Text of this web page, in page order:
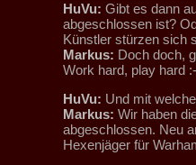
HuVu: Gibt es dann
abgeschlossen ist?
Künstler stürzen sich
Markus: Doch doch,
Work hard, play hard
HuVu: Und mit
Markus: Wir haben
abgeschlossen. Neu
Hexenjäger für